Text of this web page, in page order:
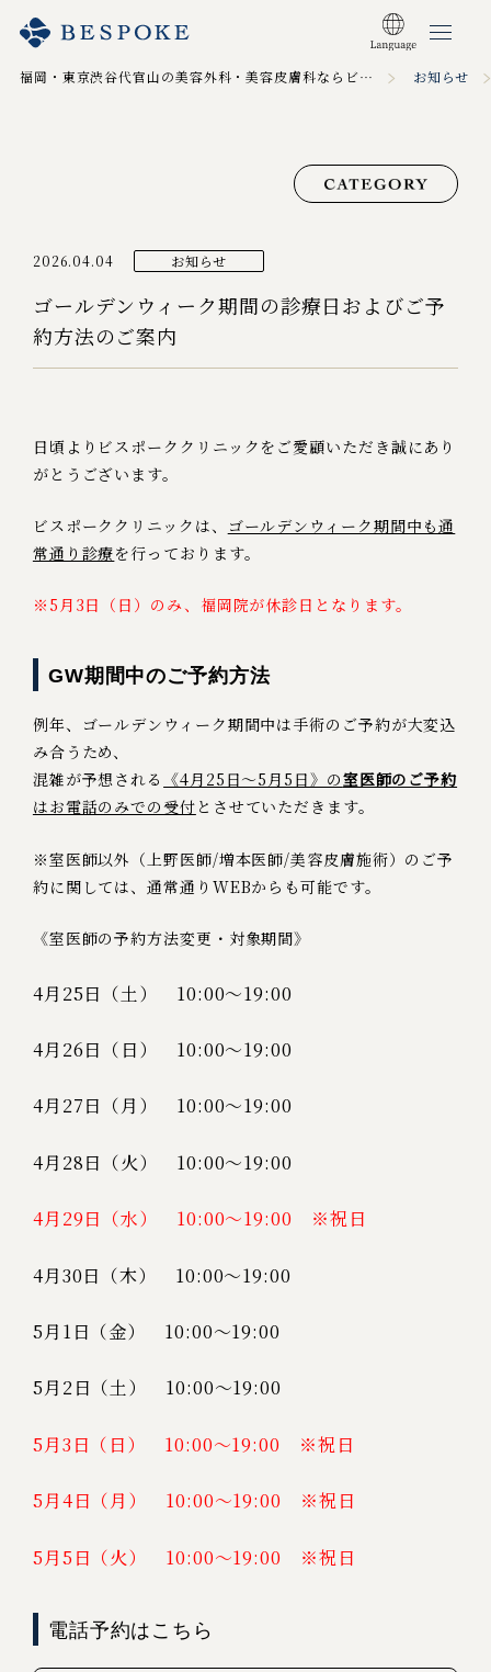
福岡・東京渋谷代官山の美容外科・美容皮膚科ならビスポーククリニック TOP お知らせ
2026.04.04 お知らせ
ゴールデンウィーク期間の診療日およびご予
約方法のご案内
日頃よりビスポーククリニックをご愛顧いただき誠にあり
がとうございます。
ビスポーククリニックは、
ゴールデンウィーク期間中も通
常通り診療を行っております。
※5月3日（日）のみ、福岡院が休診日となります。
GW期間中のご予約方法
例年、ゴールデンウィーク期間中は手術のご予約が大変込
み合うため、
混雑が予想される 《4月25日～5月5日》の室医師のご予約
はお電話のみでの受付 とさせていただきます。
※室医師以外（上野医師/増本医師/美容皮膚施術）のご予
約に関しては、通常通りWEBからも可能です。
《室医師の予約方法変更・対象期間》
4月25日（土） 10:00～19:00
4月26日（日） 10:00～19:00
4月27日（月） 10:00～19:00
4月28日（火） 10:00～19:00
4月29日（水） 10:00～19:00 ※祝日
4月30日（木） 10:00～19:00
5月1日（金） 10:00～19:00
5月2日（土） 10:00～19:00
5月3日（日） 10:00～19:00 ※祝日
5月4日（月） 10:00～19:00 ※祝日
5月5日（火） 10:00～19:00 ※祝日
電話予約はこちら